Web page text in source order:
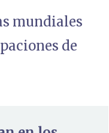
mundiales
de